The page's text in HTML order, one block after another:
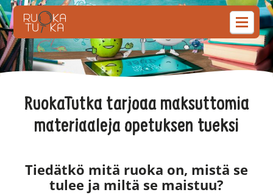
RuokaTutka tarjoaa maksuttomia
materiaaleja opetuksen tueksi
Tiedätkö mitä ruoka on, mistä se
tulee ja miltä se maistuu?